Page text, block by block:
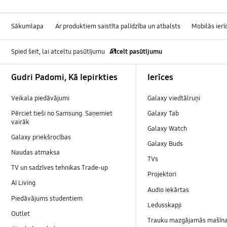
Sākumlapa Ar produktiem saistīta palīdzība un atbalsts Mobilās
Spied šeit, lai atceltu pasūtījumu Atcelt pasūtījumu
Gudri Padomi, Kā Iepirkties
Veikala piedāvājumi
Pērciet tieši no Samsung. Saņemiet
vairāk
Galaxy priekšrocības
Naudas atmaksa
TV un sadzīves tehnikas Trade-up
AI Living
Piedāvājums studentiem
Outlet
Ierīces
Galaxy viedtālruņi
Galaxy Tab
Galaxy Watch
Galaxy Buds
TVs
Projektori
Audio iekārtas
Ledusskapji
Trauku mazgājamās